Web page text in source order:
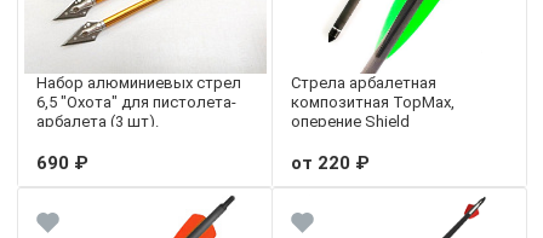
Набор алюминиевых стрел
6,5 "Охота" для пистолета-
арбалета (3 шт).
690 ₽
Стрела арбалетная
композитная TopMax,
оперение Shield
от 220 ₽